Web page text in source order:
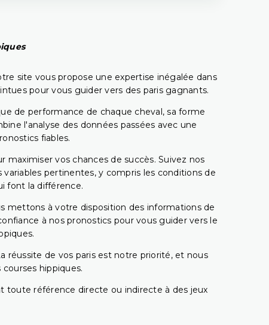
site vous propose une expertise inégalée dans
pour vous guider vers des paris gagnants.
de performance de chaque cheval, sa forme
l'analyse des données passées avec une
fiables.
vos chances de succès. Suivez nos
pertinentes, y compris les conditions de
font la différence.
mettons à votre disposition des informations de
à nos pronostics pour vous guider vers le
réussite de vos paris est notre priorité, et nous
hippiques.
toute référence directe ou indirecte à des jeux